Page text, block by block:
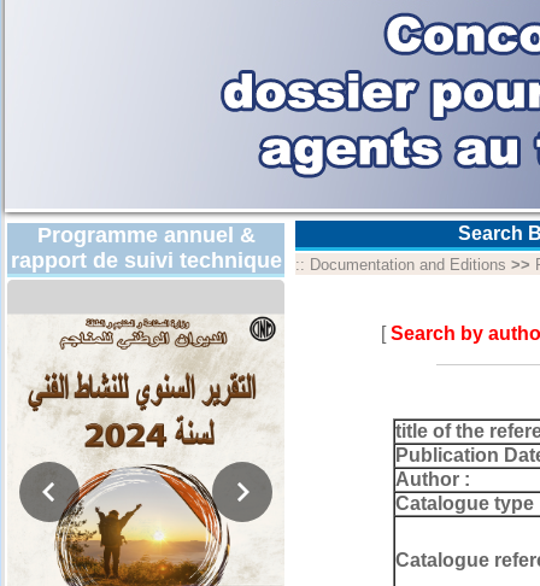
Programme annuel &
rapport de suivi technique
Search
:: Documentation and Editions >>
[Search by
title of the
Publication
Author :
Catalogue type
Catalogue